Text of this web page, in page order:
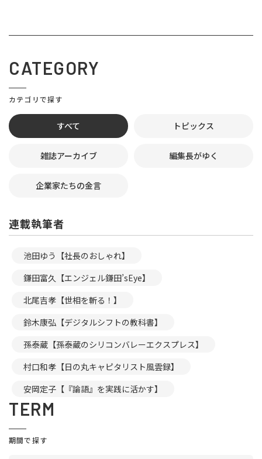
CATEGORY
カテゴリで探す
すべて トピックス
雑誌アーカイブ 編集長がゆく
企業家たちの金言
連載執筆者
池田ゆう【社長のおしゃれ】
鎌田富久【エンジェル鎌田’sEye】
北尾吉孝【世相を斬る！】
鈴木康弘【デジタルシフトの教科書】
孫泰蔵【孫泰蔵のシリコンバレーエクスプレス】
村口和孝【日の丸キャピタリスト風雲録】
安岡定子【『論語』を実践に活かす】
TERM
期間で探す